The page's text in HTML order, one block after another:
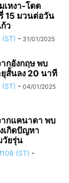
เหงา-โดด
15 มวนต่อวัน
ว
- 31/01/2025
กอังกฤษ พบ
ยุสั้นลง 20 นาที
- 04/01/2025
ากแคนาดา พบ
เกิดปัญหา
วัยรุ่น
(ST) -